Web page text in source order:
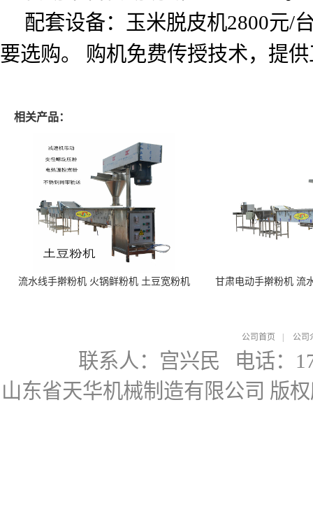
配套设备：玉米脱皮机2800元/
要选购。
购机免费传授技术，提
相关产品：
流水线手擀粉机 火锅鲜粉机 土豆宽粉机 甘肃电动手擀粉机 流
公司首页 公司
联系人：宫兴民 电话：
山东省天华机械制造有限公司 版